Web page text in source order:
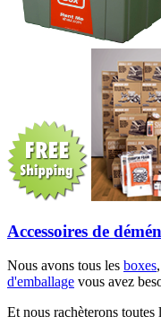
Accessoires de
Nous avons tous les boxes,
d'emballage vous avez
Et nous rachèterons toutes